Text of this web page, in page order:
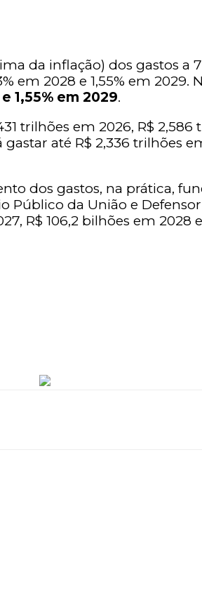
da inflação) dos gastos a
em 2028 e 1,55% em
1,55% em 2029.
trilhões em 2026, R$
até R$ 2,336 trilhões
dos gastos, na prática,
Público da União e
R$ 106,2 bilhões em 2028 e